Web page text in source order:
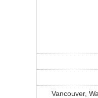
Vancouver,